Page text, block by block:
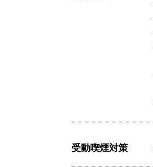
受動喫煙対策